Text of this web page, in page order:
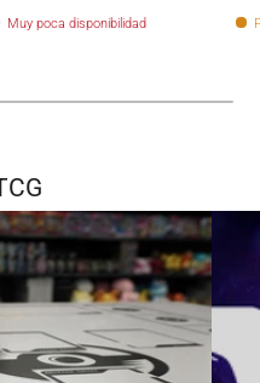
Muy poca disponibilidad